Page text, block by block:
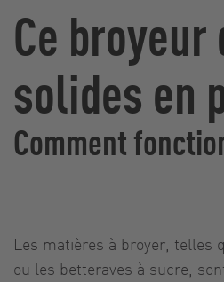
Ce
solides en
Comment
Les matières à broyer, telles
ou les betteraves à sucre,